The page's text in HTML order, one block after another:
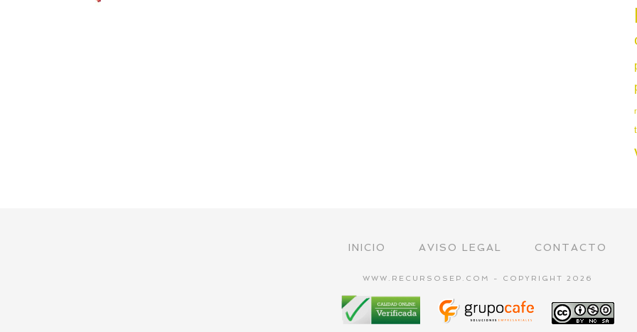
INICIO AVISO LEGAL CONTACTO
WWW.RECURSOSEP.COM - COPYRIGHT 2026